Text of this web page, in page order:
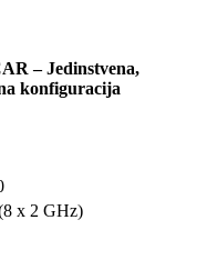
– Jedinstvena,
konfiguracija
x 2 GHz)